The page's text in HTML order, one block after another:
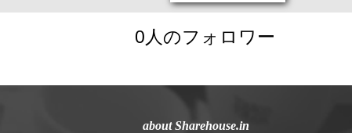
0 人のフォロワー
about Sharehouse.in